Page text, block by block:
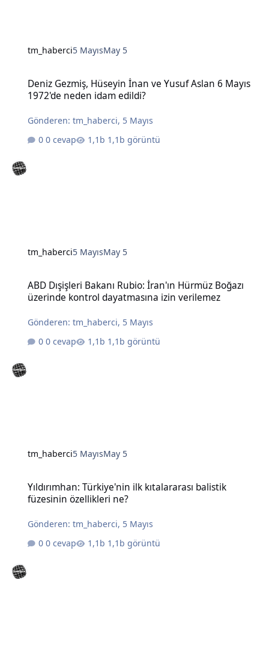
tm_haberci5 MayısMay 5
Deniz Gezmiş, Hüseyin İnan ve Yusuf Aslan 6 Mayıs
1972'de neden idam edildi?
Gönderen:tm_haberci, 5 Mayıs
0 cevap
1,1b görüntü
tm_haberci5 MayısMay 5
ABD Dışişleri Bakanı Rubio: İran'ın Hürmüz Boğazı
üzerinde kontrol dayatmasına izin verilemez
Gönderen:tm_haberci, 5 Mayıs
0 cevap
1,1b görüntü
tm_haberci5 MayısMay 5
Yıldırımhan: Türkiye'nin ilk kıtalararası balistik
füzesinin özellikleri ne?
Gönderen:tm_haberci, 5 Mayıs
0 cevap
1,1b görüntü